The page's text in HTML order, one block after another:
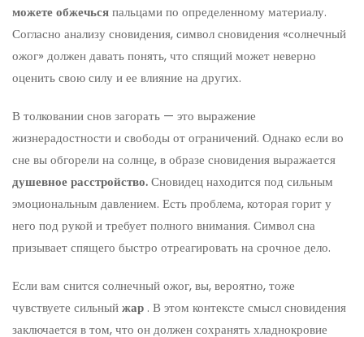
можете обжечьсяпальцами по определенному материалу.
Согласно анализу сновидения, символ сновидения «солнечный
ожог» должен давать понять, что спящий может неверно
оценить свою силу и ее влияние на других.
В толковании снов загорать — это выражение
жизнерадостности и свободы от ограничений. Однако если во
сне вы обгорели на солнце, в образе сновидения выражается
душевное расстройство.Сновидец находится под сильным
эмоциональным давлением. Есть проблема, которая горит у
него под рукой и требует полного внимания. Символ сна
призывает спящего быстро отреагировать на срочное дело.
Если вам снится солнечный ожог, вы, вероятно, тоже
чувствуете сильныйжар . В этом контексте смысл сновидения
заключается в том, что он должен сохранять хладнокровие